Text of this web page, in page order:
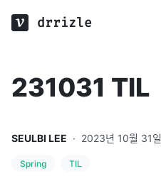
drrizle
231031 TIL
SEULBI LEE · 2023년 10월 31일
Spring TIL